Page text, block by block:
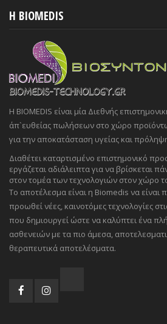
H BIOMEDIS
Η BIOMEDIS είναι μία Διεθνής
άπ`ευθείας πωλήσεων στο χώρο
για την αποκατάσταση υγείας και
Διαθέτει καταρτισμένο επιστημονικό
εργάζεται αδιάλειπτα για να βρίσκεται
στον τομέα των τεχνολογιών στον χώρο
Το αποτέλεσμα είναι η Biomedis να είναι
προωθεί νέες, καινοτόμες τεχνολογίες
που δημιουργεί ώστε να καλύπτει ένα
ασθενειών με τα πιο άμεσα,
θεραπευτικά αποτελέσματα.